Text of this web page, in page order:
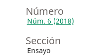
Número
Núm. 6 (2018)
Sección
Ensayo